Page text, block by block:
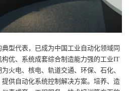
型代表，已成为中国工业自动化领域同
优、系统成套综合制造能力强的工业IT
火电、核电、轨道交通、环保、石化、
供自动化系统控制解决方案。培养、造